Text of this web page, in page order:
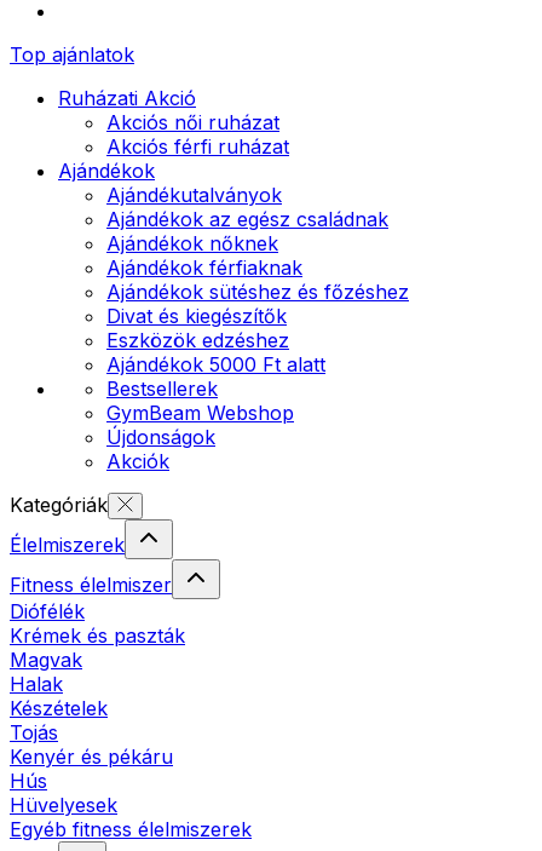
Top ajánlatok
Ruházati Akció
Akciós női ruházat
Akciós férfi ruházat
Ajándékok
Ajándékutalványok
Ajándékok az egész családnak
Ajándékok nőknek
Ajándékok férfiaknak
Ajándékok sütéshez és főzéshez
Divat és kiegészítők
Eszközök edzéshez
Ajándékok 5000 Ft alatt
Bestsellerek
GymBeam Webshop
Újdonságok
Akciók
Kategóriák
Élelmiszerek
Fitness élelmiszer
Diófélék
Krémek és paszták
Magvak
Halak
Készételek
Tojás
Kenyér és pékáru
Hús
Hüvelyesek
Egyéb fitness élelmiszerek